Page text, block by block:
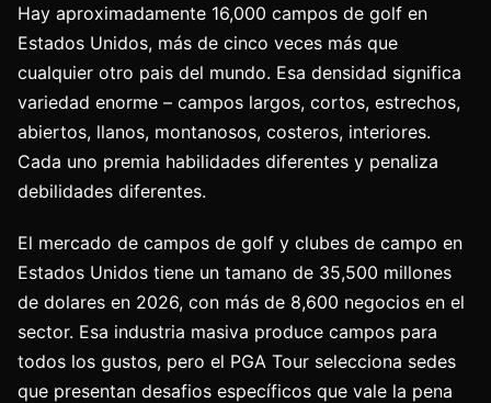
Hay aproximadamente 16,000 campos de golf en
Estados Unidos, más de cinco veces más que
cualquier otro pais del mundo. Esa densidad significa
variedad enorme – campos largos, cortos, estrechos,
abiertos, llanos, montanosos, costeros, interiores.
Cada uno premia habilidades diferentes y penaliza
debilidades diferentes.
El mercado de campos de golf y clubes de campo en
Estados Unidos tiene un tamano de 35,500 millones
de dolares en 2026, con más de 8,600 negocios en el
sector. Esa industria masiva produce campos para
todos los gustos, pero el PGA Tour selecciona sedes
que presentan desafios específicos que vale la pena